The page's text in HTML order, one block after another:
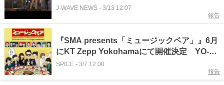
（YO-KING×峯田和伸）、七尾旅人、川崎鷹
J-WAVE NEWS - 3/13 12:07
報告
『SMA presents「ミュージックペア」』6月
にKT Zepp Yokohamaにて開催決定 YO-
KING（真心ブラザーズ）＋堂島孝平ら出演
SPICE - 3/7 12:00
報告